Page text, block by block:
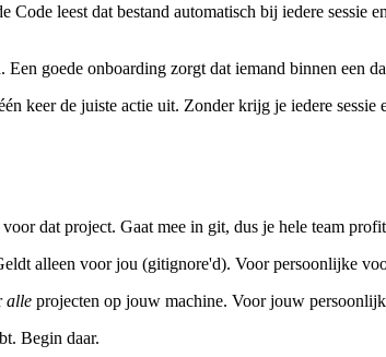
leest dat bestand automatisch bij iedere
goede onboarding zorgt dat iemand binnen een
keer de juiste actie uit. Zonder krijg je iedere
dat project. Gaat mee in git, dus je hele team
alleen voor jou (gitignore'd). Voor persoonlijke
alle projecten op jouw machine. Voor jouw
Begin daar.